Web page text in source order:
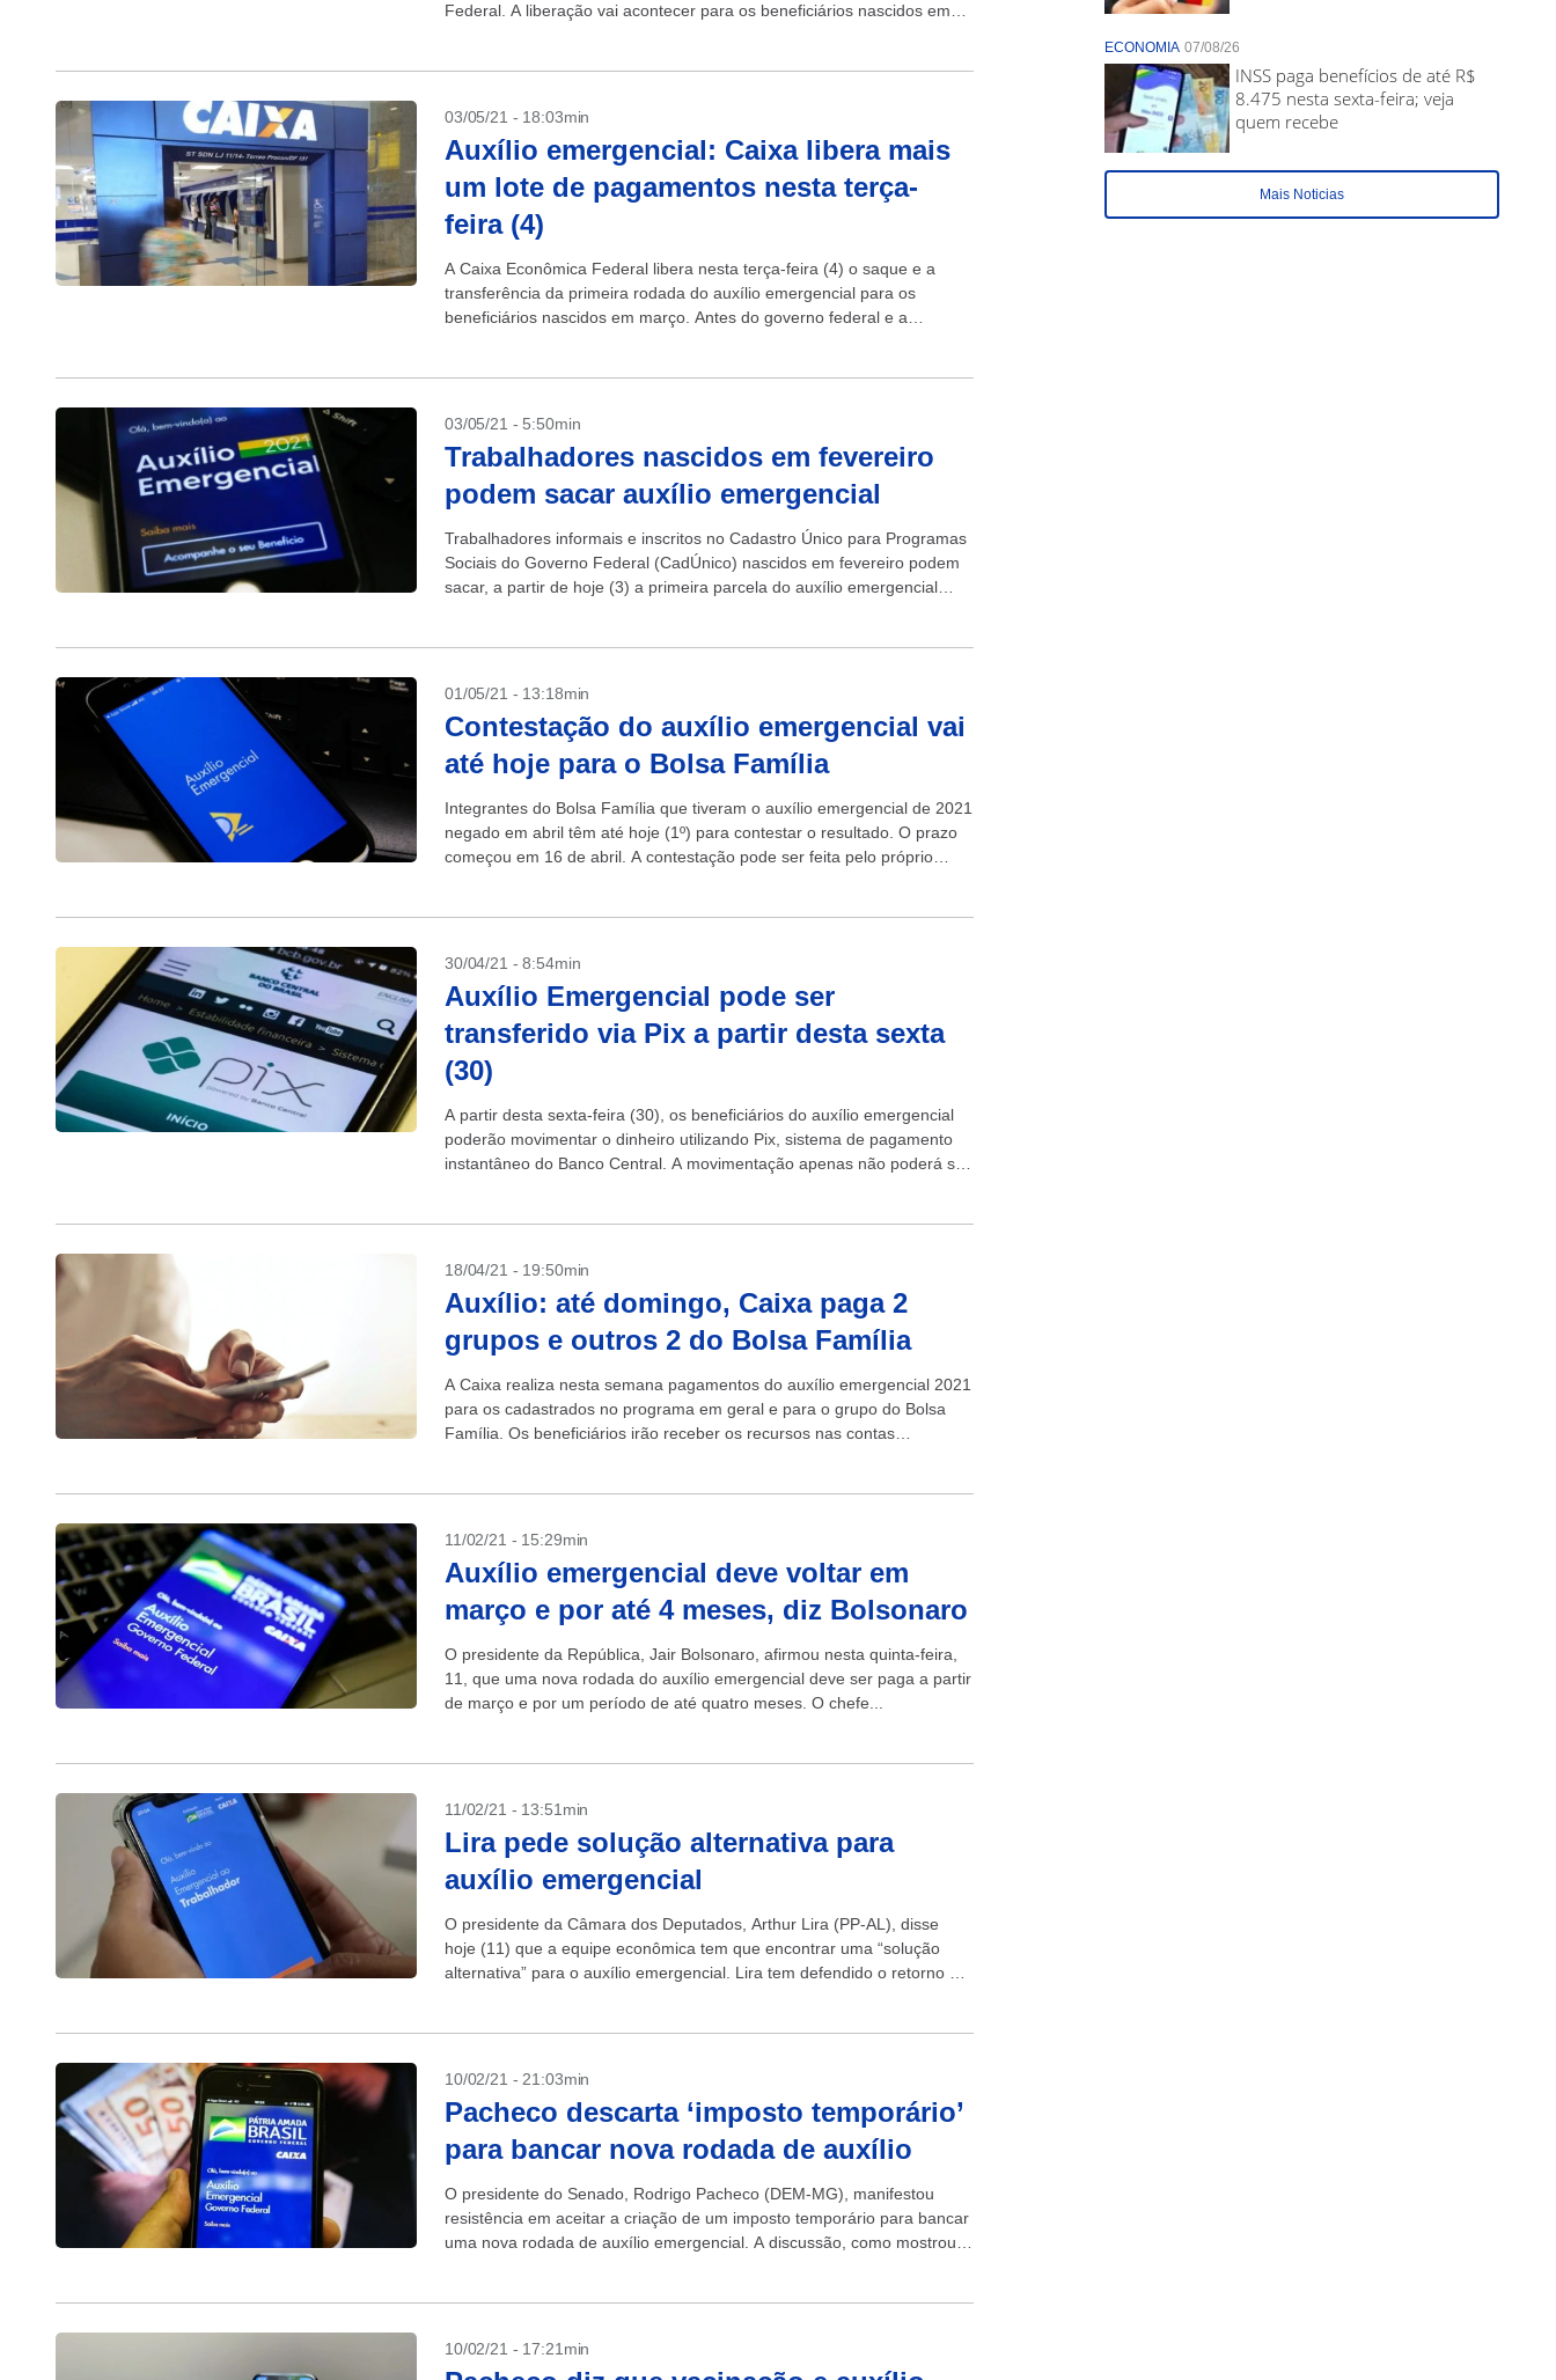
Federal. A liberação vai acontecer para os beneficiários nascidos em
03/05/21 - 18:03min
Auxílio emergencial: Caixa libera mais
um lote de pagamentos nesta terça-
feira (4)
A Caixa Econômica Federal libera nesta terça-feira (4) o saque e a
transferência da primeira rodada do auxílio emergencial para os
beneficiários nascidos em março. Antes do governo federal e a
03/05/21 - 5:50min
Trabalhadores nascidos em fevereiro
podem sacar auxílio emergencial
Trabalhadores informais e inscritos no Cadastro Único para Programas
Sociais do Governo Federal (CadÚnico) nascidos em fevereiro podem
sacar, a partir de hoje (3) a primeira parcela do auxílio emergencial
01/05/21 - 13:18min
Contestação do auxílio emergencial vai
até hoje para o Bolsa Família
Integrantes do Bolsa Família que tiveram o auxílio emergencial de 2021
negado em abril têm até hoje (1º) para contestar o resultado. O prazo
começou em 16 de abril. A contestação pode ser feita pelo próprio
30/04/21 - 8:54min
Auxílio Emergencial pode ser
transferido via Pix a partir desta sexta
(30)
A partir desta sexta-feira (30), os beneficiários do auxílio emergencial
poderão movimentar o dinheiro utilizando Pix, sistema de pagamento
instantâneo do Banco Central. A movimentação apenas não poderá ser
18/04/21 - 19:50min
Auxílio: até domingo, Caixa paga 2
grupos e outros 2 do Bolsa Família
A Caixa realiza nesta semana pagamentos do auxílio emergencial 2021
para os cadastrados no programa em geral e para o grupo do Bolsa
Família. Os beneficiários irão receber os recursos nas contas
11/02/21 - 15:29min
Auxílio emergencial deve voltar em
março e por até 4 meses, diz Bolsonaro
O presidente da República, Jair Bolsonaro, afirmou nesta quinta-feira,
11, que uma nova rodada do auxílio emergencial deve ser paga a partir
de março e por um período de até quatro meses. O chefe...
11/02/21 - 13:51min
Lira pede solução alternativa para
auxílio emergencial
O presidente da Câmara dos Deputados, Arthur Lira (PP-AL), disse
hoje (11) que a equipe econômica tem que encontrar uma “solução
alternativa” para o auxílio emergencial. Lira tem defendido o retorno do
10/02/21 - 21:03min
Pacheco descarta ‘imposto temporário’
para bancar nova rodada de auxílio
O presidente do Senado, Rodrigo Pacheco (DEM-MG), manifestou
resistência em aceitar a criação de um imposto temporário para bancar
uma nova rodada de auxílio emergencial. A discussão, como mostrou o
10/02/21 - 17:21min
ECONOMIA 07/08/26
INSS paga benefícios de até R$
8.475 nesta sexta-feira; veja
quem recebe
Mais Noticias